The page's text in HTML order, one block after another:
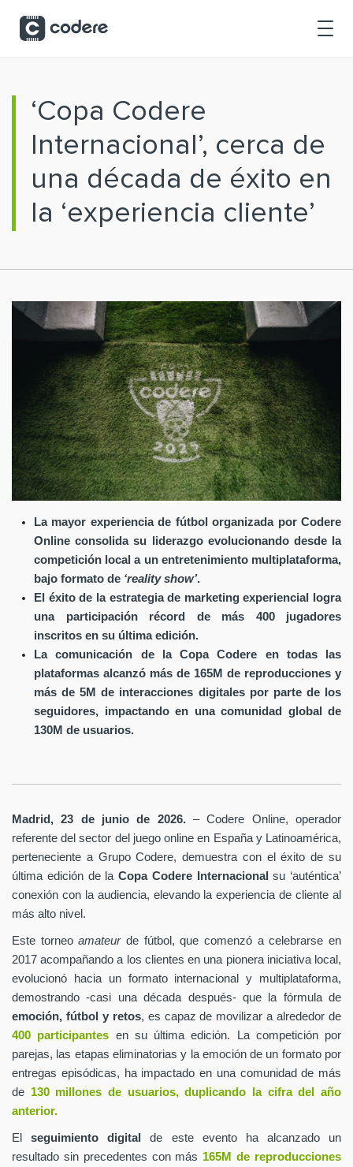
‘Copa Codere
Internacional’, cerca de
una década de éxito en
la ‘experiencia cliente’
La mayor experiencia de fútbol organizada por Codere
Online consolida su liderazgo evolucionando desde la
competición local a un entretenimiento multiplataforma,
bajo formato de ‘reality show’.
El éxito de la estrategia de marketing experiencial logra
una participación récord de más 400 jugadores
inscritos en su última edición.
La comunicación de la Copa Codere en todas las
plataformas alcanzó más de 165M de reproducciones y
más de 5M de interacciones digitales por parte de los
seguidores, impactando en una comunidad global de
130M de usuarios.
Madrid, 23 de junio de 2026.– Codere Online, operador
referente del sector del juego online en España y Latinoamérica,
perteneciente a Grupo Codere, demuestra con el éxito de su
última edición de la Copa Codere Internacional su ‘auténtica’
conexión con la audiencia, elevando la experiencia de cliente al
más alto nivel.
Este torneoamateurde fútbol, que comenzó a celebrarse en
2017 acompañando a los clientes en una pionera iniciativa local,
evolucionó hacia un formato internacional y multiplataforma,
demostrando -casi una década después- que la fórmula de
emoción, fútbol y retos, es capaz de movilizar a alrededor de
400 participantes en su última edición. La competición por
parejas, las etapas eliminatorias y la emoción de un formato por
entregas episódicas, ha impactado en una comunidad de más
de 130 millones de usuarios, duplicando la cifra del año
anterior.
Elseguimiento digital
de este evento ha alcanzado un
resultado sin precedentes con más 165M de reproducciones